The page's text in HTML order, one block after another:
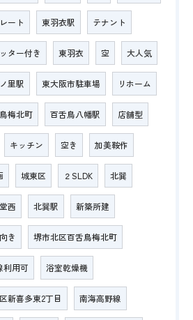
ート 東羽衣駅 テナント
ター付き 東羽衣 空 大人気
里駅 東大阪市駐車場 リホーム
梅北町 百舌鳥八幡駅 店舗型
キッチン 空き 加美鞍作
城東区 ２SLDK 北巽
西 北巽駅 新築所建
き 堺市北区百舌鳥梅北町
利用可 浴室乾燥機
新喜多東2丁目 南海高野線